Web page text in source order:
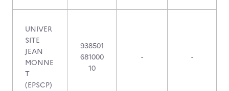
UNIVER
SITE
JEAN
MONNE
T
(EPSCP)
938501
681000
10
- -